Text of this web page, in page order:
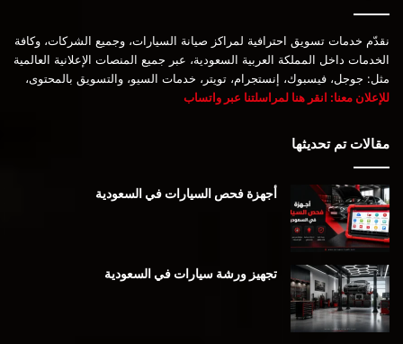
نقدّم خدمات تسويق احترافية لمراكز صيانة السيارات، وجميع الشركات، وكافة
الخدمات داخل المملكة العربية السعودية، عبر جميع المنصات الإعلانية العالمية
مثل: جوجل، فيسبوك، إنستجرام، تويتر، خدمات السيو، والتسويق بالمحتوى،
للإعلان معنا: انقر هنا لمراسلتنا عبر واتساب
مقالات تم تحديثها
أجهزة فحص السيارات في السعودية
تجهيز ورشة سيارات في السعودية